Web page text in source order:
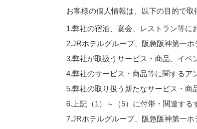
お客様の個人情報は、以下の目的で取
1.弊社の宿泊、宴会、レストラン等
2.JRホテルグループ、阪急阪神第一
3.弊社が取扱うサービス・商品、イベ
4.弊社のサービス・商品等に関するア
5.弊社の取り扱う新たなサービス・商
6.上記（1）～（5）に付帯・関連する
7.JRホテルグループ、阪急阪神第一